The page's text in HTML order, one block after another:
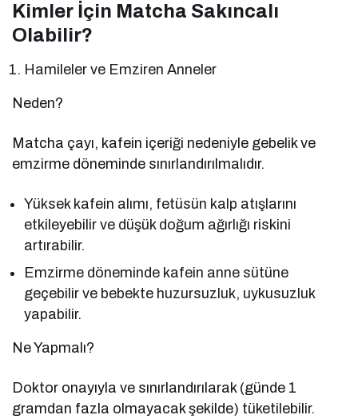
Kimler İçin Matcha Sakıncalı
Olabilir?
Hamileler ve Emziren Anneler
Neden?
Matcha çayı, kafein içeriği nedeniyle gebelik ve
emzirme döneminde sınırlandırılmalıdır.
Yüksek kafein alımı, fetüsün kalp atışlarını
etkileyebilir ve düşük doğum ağırlığı riskini
artırabilir.
Emzirme döneminde kafein anne sütüne
geçebilir ve bebekte huzursuzluk, uykusuzluk
yapabilir.
Ne Yapmalı?
Doktor onayıyla ve sınırlandırılarak (günde 1
gramdan fazla olmayacak şekilde) tüketilebilir.